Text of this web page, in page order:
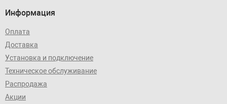
Информация
Оплата
Доставка
Установка и подключение
Техническое обслуживание
Распродажа
Акции